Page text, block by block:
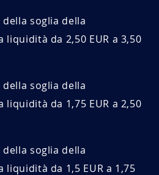
soglia della
liquidità da 2,50 EUR a 3,50
soglia della
liquidità da 1,75 EUR a 2,50
soglia della
liquidità da 1,5 EUR a 1,75